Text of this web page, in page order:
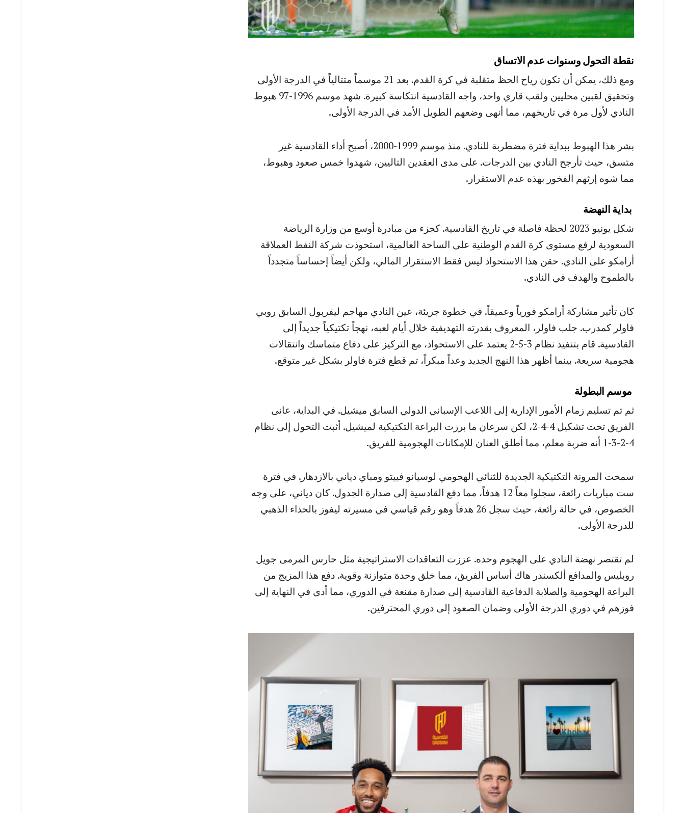
نقطة التحول وسنوات عدم الاتساق
ومع ذلك، يمكن أن تكون رياح الحظ متقلبة في كرة القدم. بعد 21 موسماً متتالياً في الدرجة الأولى
وتحقيق لقبين محليين ولقب قاري واحد، واجه القادسية انتكاسة كبيرة. شهد موسم 1996-97 هبوط
النادي لأول مرة في تاريخهم، مما أنهى وضعهم الطويل الأمد في الدرجة الأولى.
بشر هذا الهبوط ببداية فترة مضطربة للنادي. منذ موسم 1999-2000، أصبح أداء القادسية غير
متسق، حيث تأرجح النادي بين الدرجات. على مدى العقدين التاليين، شهدوا خمس صعود وهبوط،
مما شوه إرثهم الفخور بهذه عدم الاستقرار.
بداية النهضة
شكل يونيو 2023 لحظة فاصلة في تاريخ القادسية. كجزء من مبادرة أوسع من وزارة الرياضة
السعودية لرفع مستوى كرة القدم الوطنية على الساحة العالمية، استحوذت شركة النفط العملاقة
أرامكو على النادي. حقن هذا الاستحواذ ليس فقط الاستقرار المالي، ولكن أيضاً إحساساً متجدداً
بالطموح والهدف في النادي.
كان تأثير مشاركة أرامكو فورياً وعميقاً. في خطوة جريئة، عين النادي مهاجم ليفربول السابق روبي
فاولر كمدرب. جلب فاولر، المعروف بقدرته التهديفية خلال أيام لعبه، نهجاً تكتيكياً جديداً إلى
القادسية. قام بتنفيذ نظام 3-5-2 يعتمد على الاستحواذ، مع التركيز على دفاع متماسك وانتقالات
هجومية سريعة. بينما أظهر هذا النهج الجديد وعداً مبكراً، تم قطع فترة فاولر بشكل غير متوقع.
موسم البطولة
ثم تم تسليم زمام الأمور الإدارية إلى اللاعب الإسباني الدولي السابق ميشيل. في البداية، عانى
الفريق تحت تشكيل 4-4-2، لكن سرعان ما برزت البراعة التكتيكية لميشيل. أثبت التحول إلى نظام
4-2-3-1 أنه ضربة معلم، مما أطلق العنان للإمكانات الهجومية للفريق.
سمحت المرونة التكتيكية الجديدة للثنائي الهجومي لوسيانو فييتو ومباي دياني بالازدهار. في فترة
ست مباريات رائعة، سجلوا معاً 12 هدفاً، مما دفع القادسية إلى صدارة الجدول. كان دياني، على وجه
الخصوص، في حالة رائعة، حيث سجل 26 هدفاً وهو رقم قياسي في مسيرته ليفوز بالحذاء الذهبي
للدرجة الأولى.
لم تقتصر نهضة النادي على الهجوم وحده. عززت التعاقدات الاستراتيجية مثل حارس المرمى جويل
روبليس والمدافع ألكسندر هاك أساس الفريق، مما خلق وحدة متوازنة وقوية. دفع هذا المزيج من
البراعة الهجومية والصلابة الدفاعية القادسية إلى صدارة مقنعة في الدوري، مما أدى في النهاية إلى
فوزهم في دوري الدرجة الأولى وضمان الصعود إلى دوري المحترفين.